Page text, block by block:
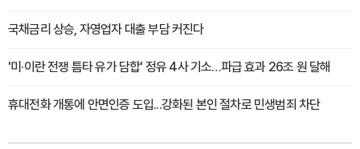
국채금리 상승, 자영업자 대출 부담 커진다
'미·이란 전쟁 틈타 유가 담합' 정유 4사 기소…파급 효과 26조 원 달해
휴대전화 개통에 안면인증 도입...강화된 본인 절차로 민생범죄 차단